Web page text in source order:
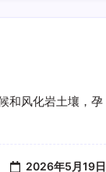
和风化岩土壤，孕
2026年5月19日